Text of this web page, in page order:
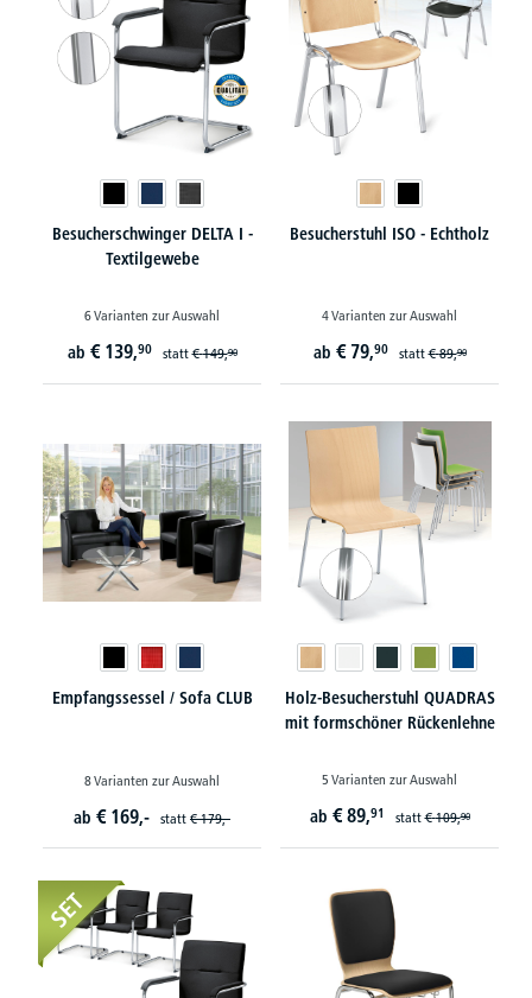
Besucherschwinger DELTA I -
Textilgewebe
6 Varianten zur Auswahl
ab € 139,90 statt€ 149,90
Besucherstuhl ISO - Echtholz
4 Varianten zur Auswahl
ab € 79,90 statt€ 89,90
Empfangssessel / Sofa CLUB
8 Varianten zur Auswahl
ab € 169,- statt € 179,-
Holz-Besucherstuhl QUADRAS
mit formschöner Rückenlehne
5 Varianten zur Auswahl
ab € 89,91 statt€ 109,90
SET